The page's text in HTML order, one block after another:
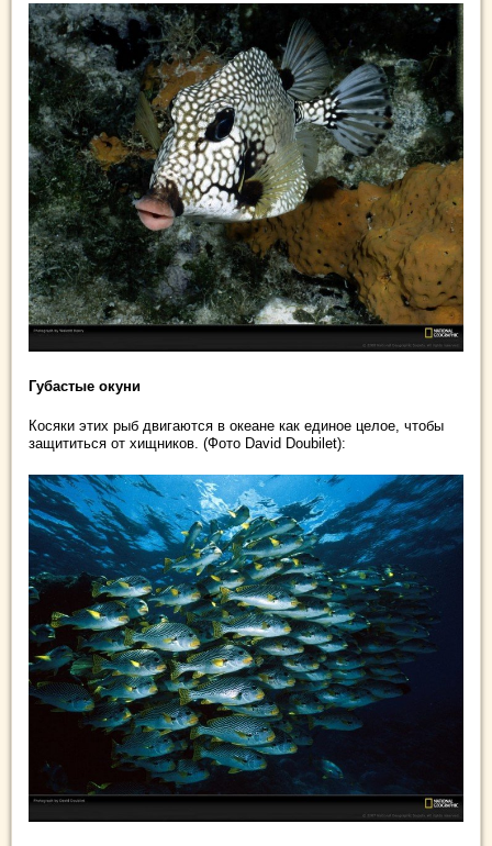
Губастые окуни
Косяки этих рыб двигаются в океане как единое целое, чтобы
защититься от хищников. (Фото David Doubilet):